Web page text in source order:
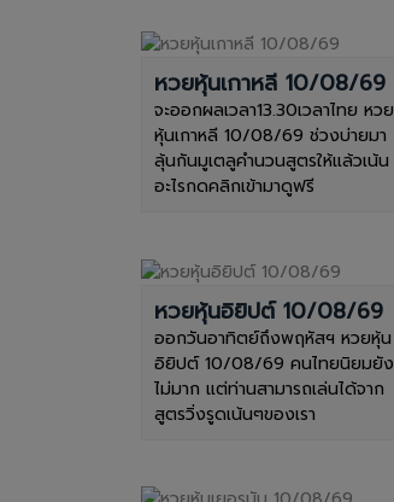
หวยหุ้นเกาหลี 10/08/69
จะออกผลเวลา13.30เวลาไทย หวย
หุ้นเกาหลี 10/08/69 ช่วงบ่ายมา
ลุ้นกันมูเตลูคำนวนสูตรให้แล้วเน้น
อะไรกดคลิกเข้ามาดูฟรี
หวยหุ้นอิยิปต์ 10/08/69
ออกวันอาทิตย์ถึงพฤหัสฯ หวยหุ้น
อิยิปต์ 10/08/69 คนไทยนิยมยัง
ไม่มาก แต่ท่านสามารถเล่นได้จาก
สูตรวิ่งรูดเน้นๆของเรา